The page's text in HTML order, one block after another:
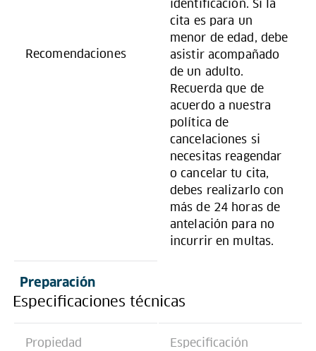
Recomendaciones
identificación. Si la
cita es para un
menor de edad, debe
asistir acompañado
de un adulto.
Recuerda que de
acuerdo a nuestra
política de
cancelaciones si
necesitas reagendar
o cancelar tu cita,
debes realizarlo con
más de 24 horas de
antelación para no
incurrir en multas.
Preparación
Especificaciones técnicas
Propiedad Especificación